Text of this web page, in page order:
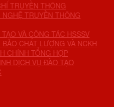
TRUYỀN THÔNG
NGHỆ TRUYỀN THÔNG
VÀ CÔNG TÁC HSSSV
CHẤT LƯỢNG VÀ NCKH
CHÍNH TỔNG HỢP
DỊCH VỤ ĐÀO TẠO